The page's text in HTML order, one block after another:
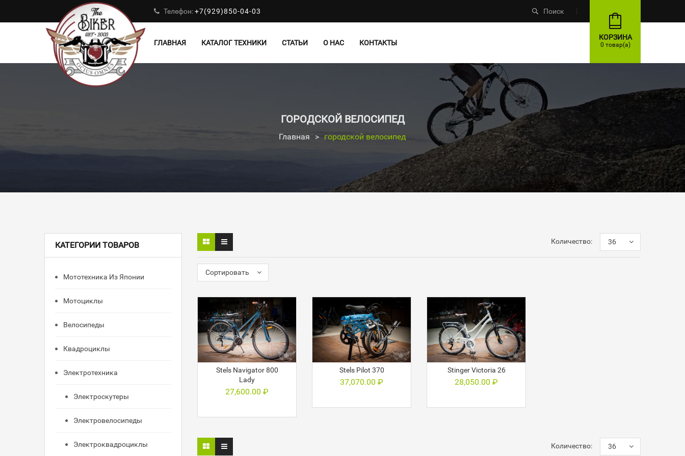
Телефон:+7(929)850-04-03 Поиск
ГЛАВНАЯ КАТАЛОГ ТЕХНИКИ СТАТЬИ О НАС КОНТАКТЫ
КОРЗИНА
0 товар(а)
ГОРОДСКОЙ ВЕЛОСИПЕД
Главная > городской велосипед
КАТЕГОРИИ ТОВАРОВ
Мототехника Из Японии
Мотоциклы
Велосипеды
Квадроциклы
Электротехника
Электроскутеры
Электровелосипеды
Электроквадроциклы
Количество: 36
Сортировать
Stels Navigator 800
Lady
27,600.00 ₽
Stels Pilot 370
37,070.00 ₽
Stinger Victoria 26
28,050.00 ₽
Количество: 36